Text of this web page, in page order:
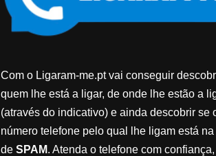
Com o Ligaram-me.pt vai conseguir
quem lhe está a ligar, de onde lhe estão a
(através do indicativo) e ainda descobrir se
número telefone pelo qual lhe ligam está na
de SPAM. Atenda o telefone com